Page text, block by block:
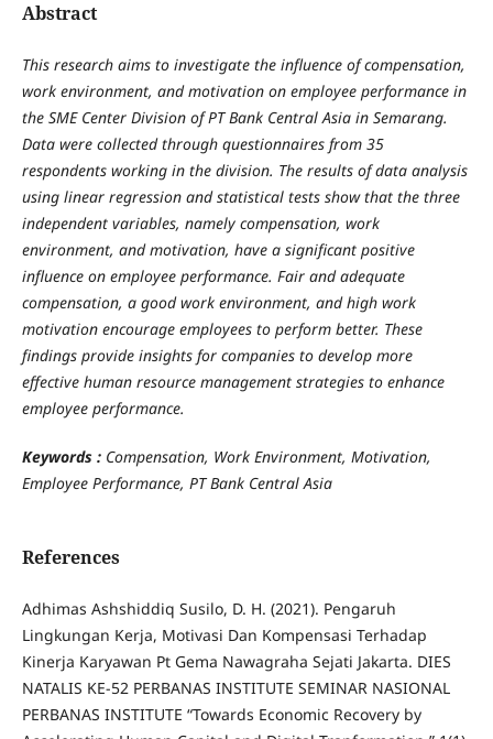
Abstract
This research aims to investigate the influence of compensation,
work environment, and motivation on employee performance in
the SME Center Division of PT Bank Central Asia in Semarang.
Data were collected through questionnaires from 35
respondents working in the division. The results of data analysis
using linear regression and statistical tests show that the three
independent variables, namely compensation, work
environment, and motivation, have a significant positive
influence on employee performance. Fair and adequate
compensation, a good work environment, and high work
motivation encourage employees to perform better. These
findings provide insights for companies to develop more
effective human resource management strategies to enhance
employee performance.
Keywords : Compensation, Work Environment, Motivation,
Employee Performance, PT Bank Central Asia
References
Adhimas Ashshiddiq Susilo, D. H. (2021). Pengaruh
Lingkungan Kerja, Motivasi Dan Kompensasi Terhadap
Kinerja Karyawan Pt Gema Nawagraha Sejati Jakarta. DIES
NATALIS KE-52 PERBANAS INSTITUTE SEMINAR NASIONAL
PERBANAS INSTITUTE “Towards Economic Recovery by